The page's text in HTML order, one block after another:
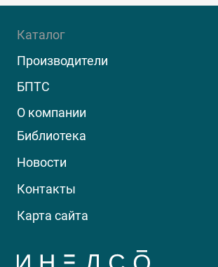
Каталог
Производители
БПТС
О компании
Библиотека
Новости
Контакты
Карта сайта